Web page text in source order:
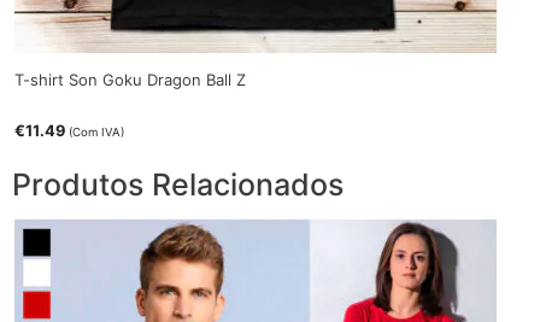
T-shirt Son Goku Dragon Ball Z
€11.49 (Com IVA)
Produtos Relacionados